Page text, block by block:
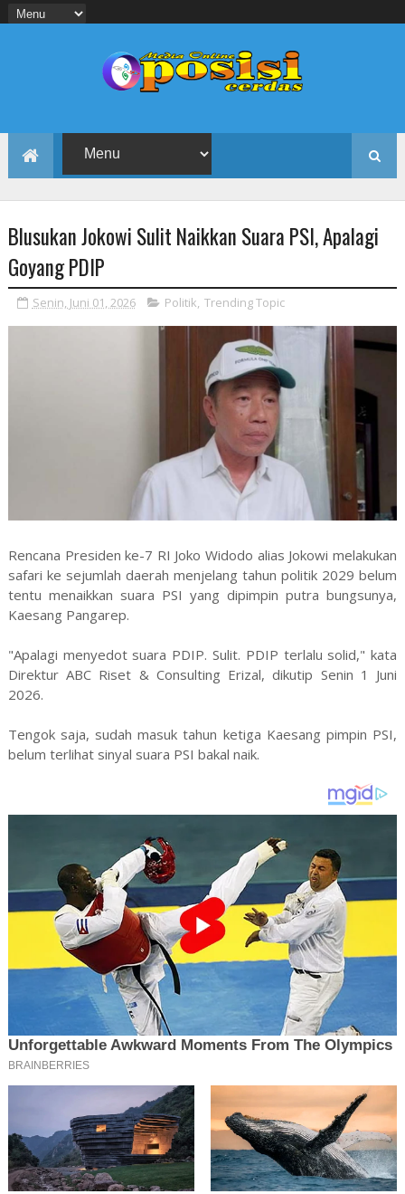
Blusukan Jokowi Sulit Naikkan Suara PSI, Apalagi
Goyang PDIP
Senin, Juni 01, 2026 Politik, Trending Topic
Rencana Presiden ke-7 RI Joko Widodo alias Jokowi melakukan
safari ke sejumlah daerah menjelang tahun politik 2029 belum
tentu menaikkan suara PSI yang dipimpin putra bungsunya,
Kaesang Pangarep.
"Apalagi menyedot suara PDIP. Sulit. PDIP terlalu solid," kata
Direktur ABC Riset & Consulting Erizal, dikutip Senin 1 Juni
2026.
Tengok saja, sudah masuk tahun ketiga Kaesang pimpin PSI,
belum terlihat sinyal suara PSI bakal naik.